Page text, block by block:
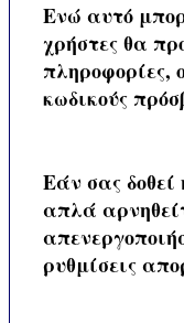
Ενώ αυτό
χρήστες θα
πληροφορίες,
κωδικούς
Εάν σας
απλά
ρυθμίσεις